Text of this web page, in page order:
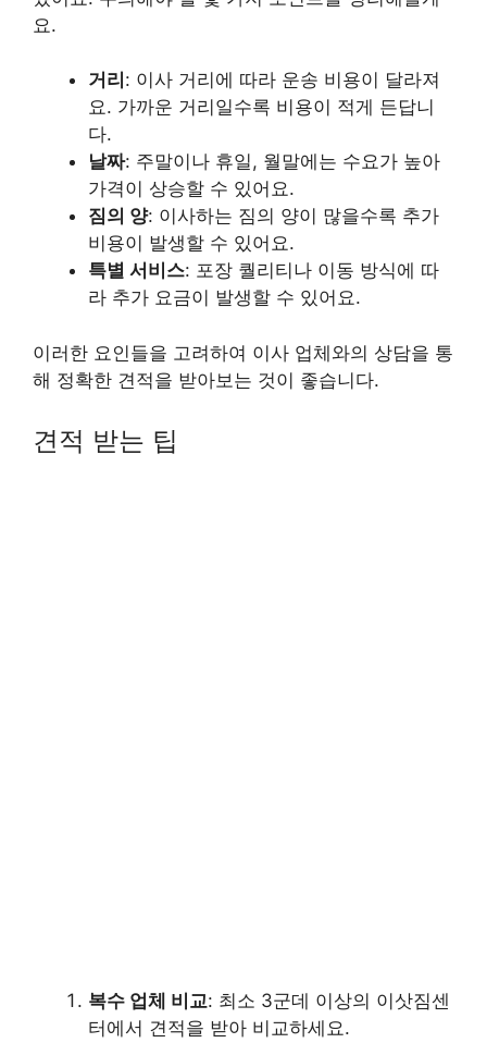
요.
거리 : 이사 거리에 따라 운송 비용이 달라져
요. 가까운 거리일수록 비용이 적게 든답니
다.
날짜: 주말이나 휴일, 월말에는 수요가 높아
가격이 상승할 수 있어요.
짐의 양: 이사하는 짐의 양이 많을수록 추가
비용이 발생할 수 있어요.
특별 서비스: 포장 퀄리티나 이동 방식에 따
라 추가 요금이 발생할 수 있어요.
이러한 요인들을 고려하여 이사 업체와의 상담을 통
해 정확한 견적을 받아보는 것이 좋습니다.
견적 받는 팁
복수 업체 비교: 최소 3군데 이상의 이삿짐센
터에서 견적을 받아 비교하세요.